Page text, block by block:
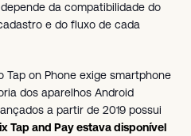
da compatibilidade do
e do fluxo de cada
Tap on Phone exige smartphone
dos aparelhos Android
a partir de 2019 possui
Tap and Pay estava disponível